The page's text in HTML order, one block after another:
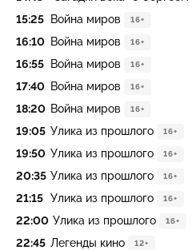
15:25 Война миров 16+
16:10 Война миров 16+
16:55 Война миров 16+
17:40 Война миров 16+
18:20 Война миров 16+
19:05 Улика из прошлого 16+
19:50 Улика из прошлого 16+
20:35 Улика из прошлого 16+
21:15 Улика из прошлого 16+
22:00 Улика из прошлого 16+
22:45 Легенды кино 12+